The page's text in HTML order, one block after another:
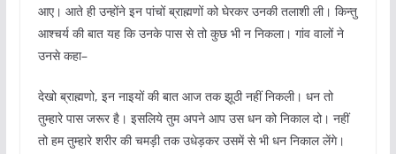
आए। आते ही उन्होंने इन पांचों ब्राह्मणों को घेरकर उनकी तलाशी ली। किन्तु
आश्चर्य की बात यह कि उनके पास से तो कुछ भी न निकला। गांव वालों ने
उनसे कहा–
देखो ब्राह्मणो, इन नाइयों की बात आज तक झूठी नहीं निकली। धन तो
तुम्हारे पास जरूर है। इसलिये तुम अपने आप उस धन को निकाल दो। नहीं
तो हम तुम्हारे शरीर की चमड़ी तक उधेड़कर उसमें से भी धन निकाल लेंगे।